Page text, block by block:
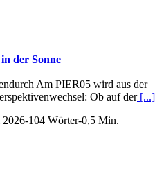
der Sonne
Am PIER05 wird aus der
Ob auf der[...]
2026-104 Wörter-0,5 Min.